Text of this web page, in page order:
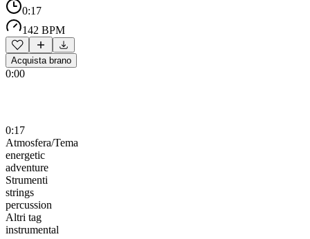
0:17
142 BPM
Acquista brano
0:00
0:17
Atmosfera/Tema
energetic
adventure
Strumenti
strings
percussion
Altri tag
instrumental